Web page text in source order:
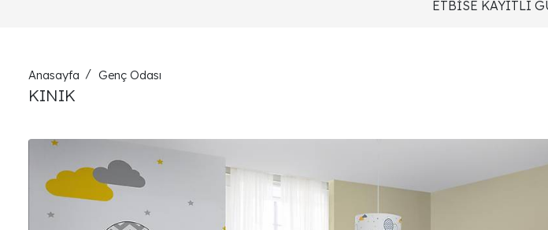
ETBİSE KAYITLI
Anasayfa Genç Odası
KINIK